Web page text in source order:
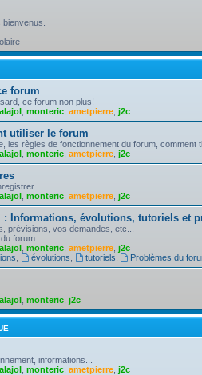
forum
ce forum non plus!
monteric ametpierre j2c
utiliser le forum
les règles de fonctionnement du forum, comment
monteric ametpierre j2c
monteric ametpierre j2c
: Informations, évolutions, tutoriels et
prévisions, vos demandes, etc...
forum
monteric ametpierre j2c
évolutions tutoriels Problèmes du
monteric j2c
informations...
monteric ametpierre j2c